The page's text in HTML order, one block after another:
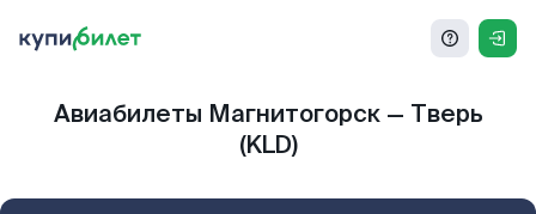
Авиабилеты Магнитогорск — Тверь
(KLD)